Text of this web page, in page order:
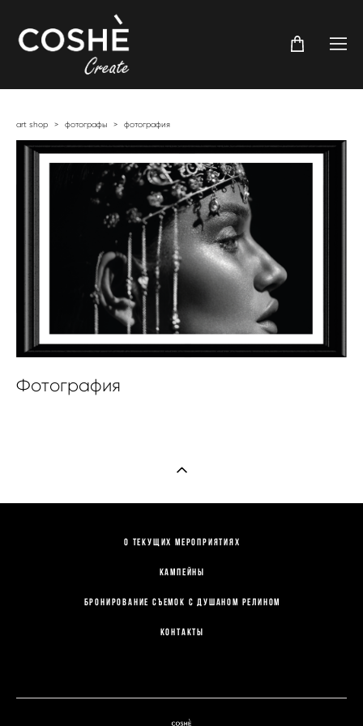
art shop > фотографы > фотография
Фотография
О текущих мероприятиях
КАМПЕЙНЫ
Бронирование съемок с Душаном Релином
Контакты